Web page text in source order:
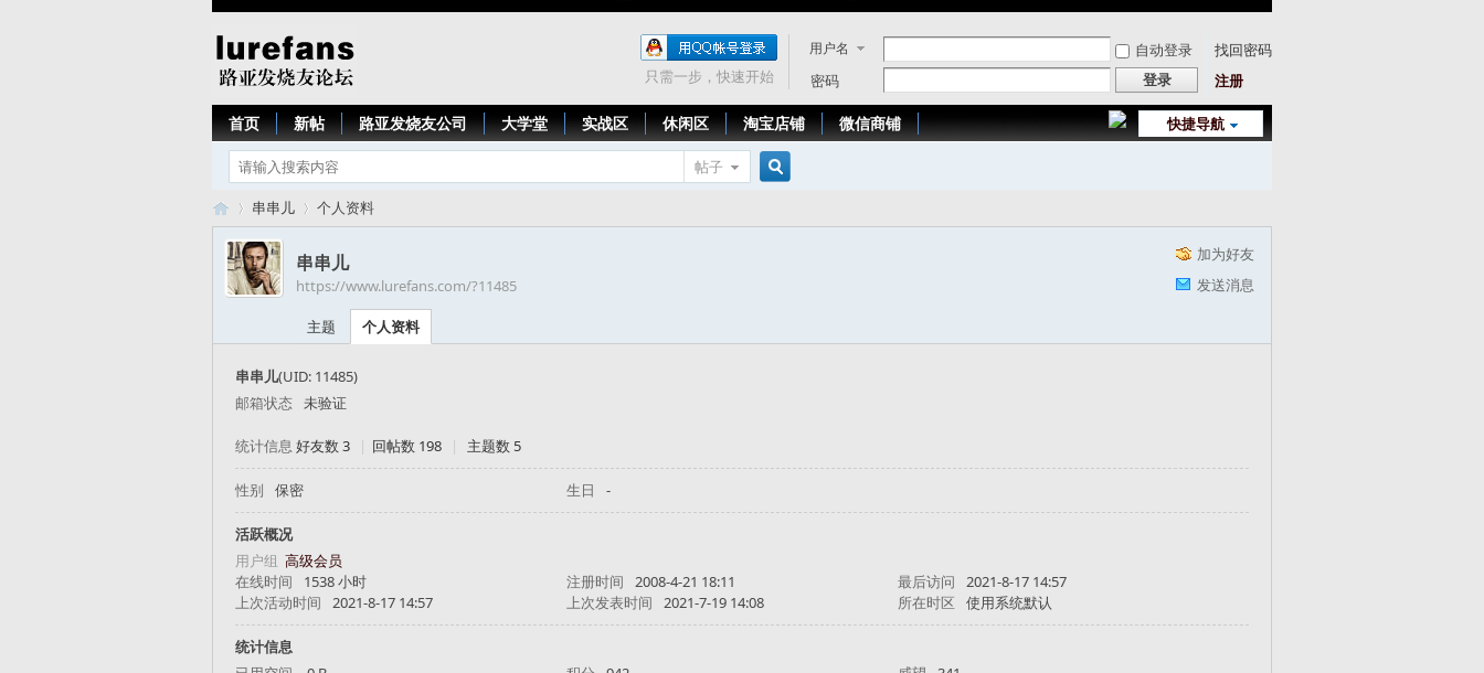
用户名 自动登录
找回密码
密码
登录 注册
只需一步，快速开始
快捷导航
首页 新帖 路亚发烧友公司 大学堂 实战区 休闲区 淘宝店铺 微信商铺
帖子
›
串串儿 个人资料
加为好友
发送消息
串串儿
https://www.lurefans.com/?11485
主题 个人资料
串串儿(UID: 11485)
邮箱状态 未验证
统计信息 好友数 3 | 回帖数 198 | 主题数 5
性别 保密 生日 -
活跃概况
用户组 高级会员
在线时间
1538 小时 注册时间 2008-4-21 18:11 最后访问
2021-8-17 14:57
上次活动时间
2021-8-17 14:57 上次发表时间 2021-7-19 14:08 所在时区 使用系统默认
统计信息